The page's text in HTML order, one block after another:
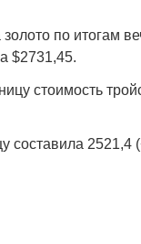
по итогам
$2731,45.
стоимость
составила 2521,4
свет
29972